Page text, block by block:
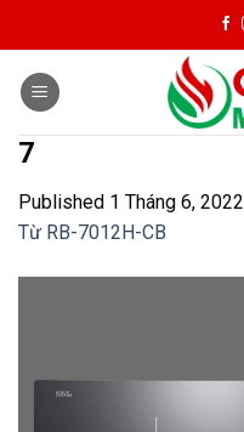
to
content
7
Published 1 Tháng 6, 2022
Từ RB-7012H-CB